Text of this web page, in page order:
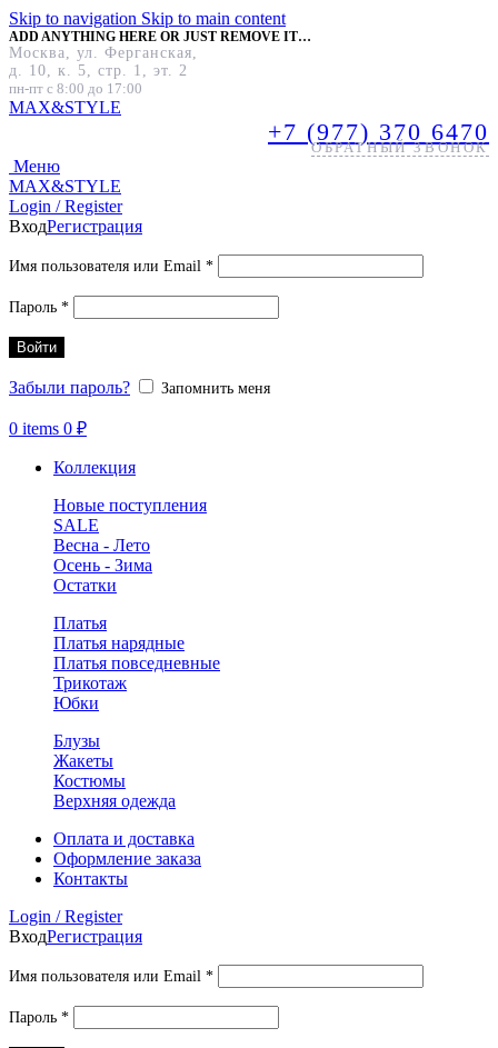
Skip to navigation Skip to main content
ADD ANYTHING HERE OR JUST REMOVE IT…
Москва, ул. Ферганская,
д. 10, к. 5, стр. 1, эт. 2
пн-пт с 8:00 до 17:00
MAX&STYLE
+7 (977) 370 6470
ОБРАТНЫЙ ЗВОНОК
Меню
MAX&STYLE
Login / Register
ВходРегистрация
Имя пользователя или Email *Обязательно
Пароль *Обязательно
Войти
Забыли пароль? Запомнить меня
0 items 0 ₽
Коллекция
Новые поступления
SALE
Весна - Лето
Осень - Зима
Остатки
Платья
Платья нарядные
Платья повседневные
Трикотаж
Юбки
Блузы
Жакеты
Костюмы
Верхняя одежда
Оплата и доставка
Оформление заказа
Контакты
Login / Register
ВходРегистрация
Имя пользователя или Email *Обязательно
Пароль *Обязательно